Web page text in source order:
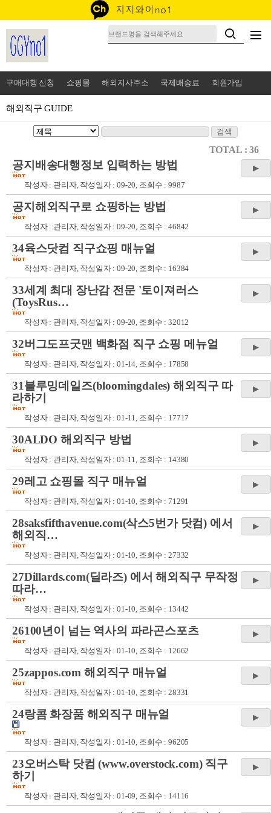
구매대행 신청 쇼핑몰 해외지사주소 국제배송료 회원가입
해외직구 GUIDE
TOTAL : 36
공지 배송대행정보 입력하는 방법
작성자 : 관리자, 작성일자 : 09-20, 조회수 : 9987
공지 해외직구로 쇼핑하는 방법
작성자 : 관리자, 작성일자 : 09-20, 조회수 : 46842
34육스닷컴 직구쇼핑 매뉴얼
작성자 : 관리자, 작성일자 : 09-20, 조회수 : 16384
33세계 최대 장난감 전문 '토이져러스
(ToysRus…
작성자 : 관리자, 작성일자 : 09-20, 조회수 : 32012
32버그도프굿맨 백화점 직구 쇼핑 메뉴얼
작성자 : 관리자, 작성일자 : 01-14, 조회수 : 17858
31블루밍데일즈(bloomingdales) 해외직구 따
라하기
작성자 : 관리자, 작성일자 : 01-11, 조회수 : 17717
30ALDO 해외직구 방법
작성자 : 관리자, 작성일자 : 01-11, 조회수 : 14380
29레고 쇼핑몰 직구 매뉴얼
작성자 : 관리자, 작성일자 : 01-10, 조회수 : 71291
28saksfifthavenue.com(삭스5번가 닷컴) 에서
해외직…
작성자 : 관리자, 작성일자 : 01-10, 조회수 : 27332
27Dillards.com(딜라즈) 에서 해외직구 무작정
따라…
작성자 : 관리자, 작성일자 : 01-10, 조회수 : 13442
26100년이 넘는 역사의 파라곤스포츠
작성자 : 관리자, 작성일자 : 01-10, 조회수 : 12662
25zappos.com 해외직구 매뉴얼
작성자 : 관리자, 작성일자 : 01-10, 조회수 : 28331
24랑콤 화장품 해외직구 매뉴얼
작성자 : 관리자, 작성일자 : 01-10, 조회수 : 96205
23오버스탁 닷컴 (www.overstock.com) 직구
하기
작성자 : 관리자, 작성일자 : 01-09, 조회수 : 14116